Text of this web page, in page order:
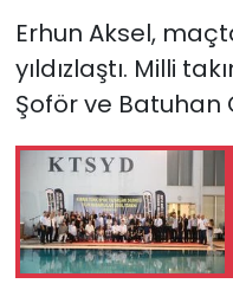
Erhun Aksel,
yıldızlaştı. Milli
Şoför ve
Teknoloji
Video Galeri
YAŞAM